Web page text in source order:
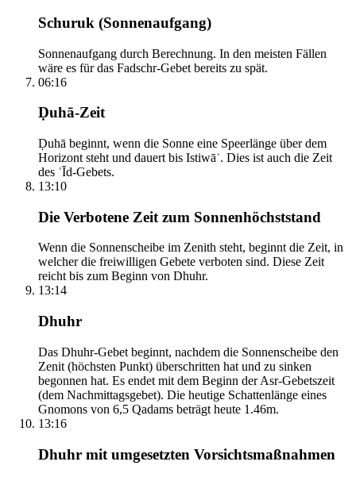
Schuruk (Sonnenaufgang)
Sonnenaufgang durch Berechnung. In den meisten Fällen
wäre es für das Fadschr-Gebet bereits zu spät.
06:16
Ḍuhā-Zeit
Ḍuhā beginnt, wenn die Sonne eine Speerlänge über dem
Horizont steht und dauert bis Istiwāʾ. Dies ist auch die Zeit
des ʿĪd-Gebets.
13:10
Die Verbotene Zeit zum Sonnenhöchststand
Wenn die Sonnenscheibe im Zenith steht, beginnt die Zeit, in
welcher die freiwilligen Gebete verboten sind. Diese Zeit
reicht bis zum Beginn von Dhuhr.
13:14
Dhuhr
Das Dhuhr-Gebet beginnt, nachdem die Sonnenscheibe den
Zenit (höchsten Punkt) überschritten hat und zu sinken
begonnen hat. Es endet mit dem Beginn der Asr-Gebetszeit
(dem Nachmittagsgebet). Die heutige Schattenlänge eines
Gnomons von 6,5 Qadams beträgt heute 1.46m.
13:16
Dhuhr mit umgesetzten Vorsichtsmaßnahmen